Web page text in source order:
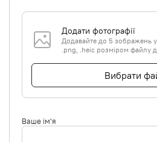
Додати фотографії
Додавайте до 5 зображень
.png, .heic розміром файлу
Вибрати
Ваше ім'я